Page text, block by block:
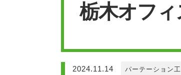
栃木オフ
2024.11.14 パーテーション